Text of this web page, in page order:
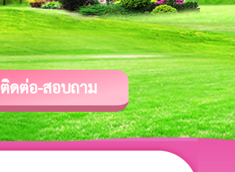
ติดต่อ-สอบถาม